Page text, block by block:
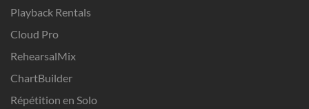
Playback Rentals
Cloud Pro
RehearsalMix
ChartBuilder
Répétition en Solo